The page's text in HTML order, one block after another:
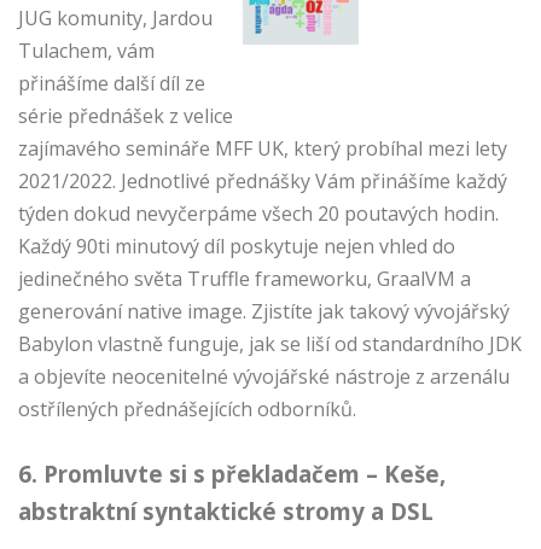
JUG komunity, Jardou
Tulachem, vám
přinášíme další díl ze
série přednášek z velice
zajímavého semináře MFF UK, který probíhal mezi lety
2021/2022. Jednotlivé přednášky Vám přinášíme každý
týden dokud nevyčerpáme všech 20 poutavých hodin.
Každý 90ti minutový díl poskytuje nejen vhled do
jedinečného světa Truffle frameworku, GraalVM a
generování native image. Zjistíte jak takový vývojářský
Babylon vlastně funguje, jak se liší od standardního JDK
a objevíte neocenitelné vývojářské nástroje z arzenálu
ostřílených přednášejících odborníků.
6. Promluvte si s překladačem – Keše,
abstraktní syntaktické stromy a DSL